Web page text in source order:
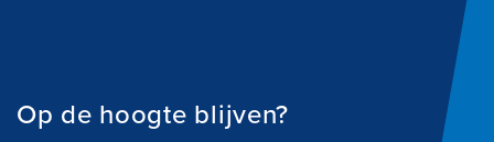
Op de hoogte blijven?